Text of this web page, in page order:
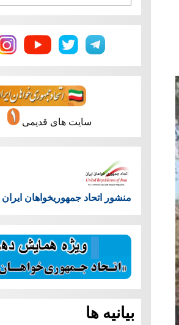
سایت های قدیمی
منشور اتحاد جمهوریخواهان ایران
بیانیه ها